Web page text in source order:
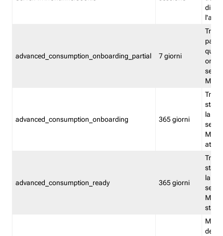
advanced_consumption_onboarding_partial 7 giorni
advanced_consumption_onboarding 365 giorni
stata
la
advanced_consumption_ready 365 giorni
stata
la
stato
delle